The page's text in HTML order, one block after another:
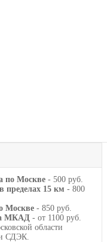
по Москве - 500 руб.
15 км - 800
Москве - 850 руб.
МКАД - от 1100 руб.
области
СДЭК.